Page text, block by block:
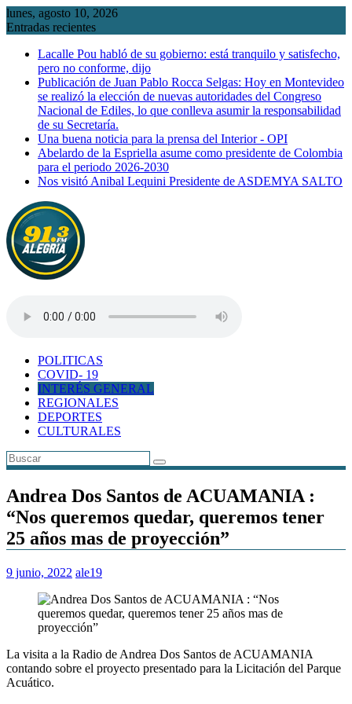
Saltar
al
lunes, agosto 10, 2026
Entradas recientes
Lacalle Pou habló de su gobierno: está tranquilo y satisfecho,
pero no conforme, dijo
Publicación de Juan Pablo Rocca Selgas: Hoy en Montevideo
se realizó la elección de nuevas autoridades del Congreso
Nacional de Ediles, lo que conlleva asumir la responsabilidad
de su Secretaría.
Una buena noticia para la prensa del Interior - OPI
Abelardo de la Espriella asume como presidente de Colombia
para el periodo 2026-2030
Nos visitó Anibal Lequini Presidente de ASDEMYA SALTO
POLITICAS
COVID- 19
INTERÉS GENERAL
REGIONALES
DEPORTES
CULTURALES
Andrea Dos Santos de ACUAMANIA :
“Nos queremos quedar, queremos tener
25 años mas de proyección”
9 junio, 2022 ale19
La visita a la Radio de Andrea Dos Santos de ACUAMANIA
contando sobre el proyecto presentado para la Licitación del Parque
Acuático.